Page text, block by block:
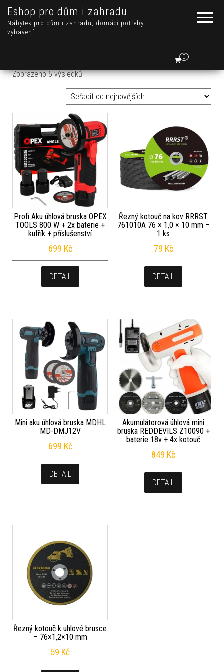
Eshop pro dům i zahradu
Nábytek pro dům i zahradu, domácí potřeby,
vybavení
0
Zobrazeno 5 výsledkůSeřazeno od nejnovějších
Profi Aku úhlová bruska OPEX
TOOLS 800 W + 2x baterie +
kufřík + příslušenství
699 Kč
DETAIL
Řezný kotouč na kov RRRST
761010A 76 × 1,0 × 10 mm –
1 ks
79 Kč
DETAIL
Mini aku úhlová bruska MDHL
MD-DMJ12V
699 Kč
DETAIL
Akumulátorová úhlová mini
bruska REDDEVILS Z10090 +
baterie 18v + 4x kotouč
849 Kč
DETAIL
Řezný kotouč k uhlové brusce
– 76×1,2×10 mm
59 Kč